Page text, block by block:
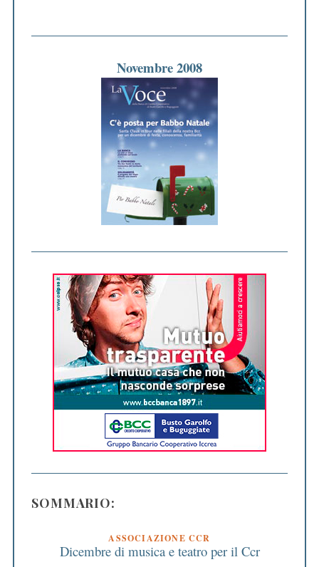
Novembre 2008
SOMMARIO:
ASSOCIAZIONE CCR
Dicembre di musica e teatro per il Ccr